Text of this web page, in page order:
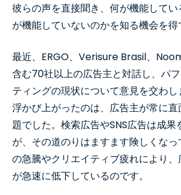
彼らの声を直接聞き、何が機能して
が機能していないのかを知る機会を得
最近、ERGO、Verisure Brasil、
含む70社以上の広告主と対話し、パ
ティングの現状について意見を交わ
浮かび上がったのは、広告主が常に
題でした。検索広告やSNS広告は成果
が、その道のりはますます険しくなっ
の急騰やクリエイティブ疲れにより
が急速に低下しているのです。